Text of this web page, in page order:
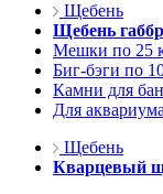
Щебень
Щебень
Мешки по 25
Биг-бэги по
Камни для
Для аквариума
Щебень
Кварцевый